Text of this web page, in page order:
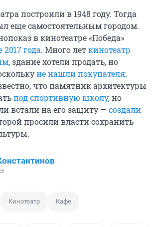
построили в 1948 году. Тогда
еще самостоятельным городом.
в кинотеатре «Победа»
года. Много леткинотеатр
, здание хотели продать, но
не нашли покупателя.
что памятник архитектуры
под спортивную школу, но
встали на его защиту — создали
просили власти сохранить
Кинотеатр Кафе